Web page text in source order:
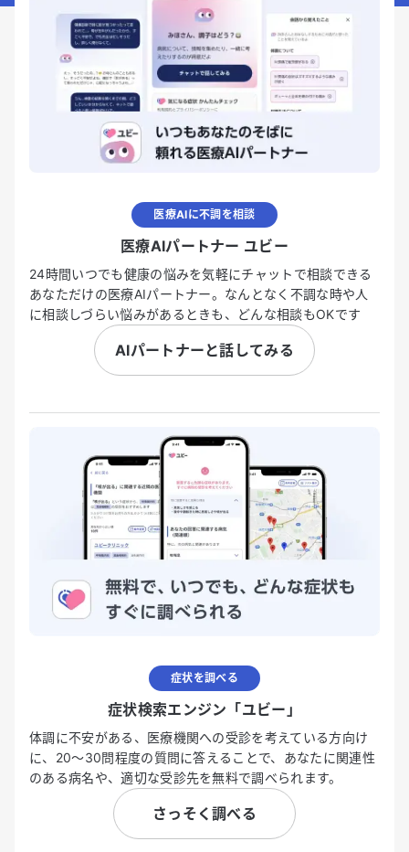
医療AIに不調を相談
医療AIパートナー ユビー
24時間いつでも健康の悩みを気軽にチャットで相談できる
あなただけの医療AIパートナー。なんとなく不調な時や人
に相談しづらい悩みがあるときも、どんな相談もOKです
AIパートナーと話してみる
症状を調べる
症状検索エンジン「ユビー」
体調に不安がある、医療機関への受診を考えている方向け
に、20〜30問程度の質問に答えることで、あなたに関連性
のある病名や、適切な受診先を無料で調べられます。
さっそく調べる